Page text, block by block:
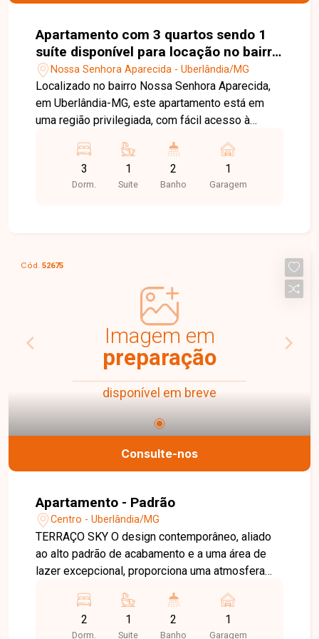
Apartamento com 3 quartos sendo 1
suíte disponível para locação no bairro
Nossa Senhora Aparecida em
Uberlândia-MG
Nossa Senhora Aparecida - Uberlândia/MG
Localizado no bairro Nossa Senhora Aparecida,
em Uberlândia-MG, este apartamento está em
uma região privilegiada, com fácil acesso à
Campus Umuarama, além de estar próximo a
supermercados, farmácias, escolas, comércios e
diversos serviços, oferecendo praticidade e
garagem coberta. O condomínio não possui
portaria nem elevador, mas oferece salão de
festas, além de água e gás canalizado inclusos
na taxa condominial. Esta é uma excelente
oportunidade para quem busca conforto,
Senhora Aparecida. Agende uma visita e venha
3
Dorm.
1
Suite
2
Banho
1
Garagem
Cód. 52675
Imagem em
preparação
disponível em breve
Consulte-nos
Apartamento - Padrão
Centro - Uberlândia/MG
TERRAÇO SKY O design contemporâneo, aliado
ao alto padrão de acabamento e a uma área de
lazer excepcional, proporciona uma atmosfera
intensamente o estilo de vida urbano. A Adega
Sky, equipada com churrasqueira, proporciona
2
Dorm.
1
Suite
2
Banho
1
Garagem